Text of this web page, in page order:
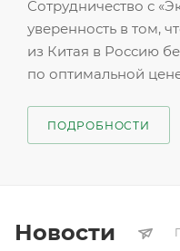
Сотрудничество с
уверенность в том,
из Китая в Россию
по оптимальной
ПОДРОБНОСТИ
Новости